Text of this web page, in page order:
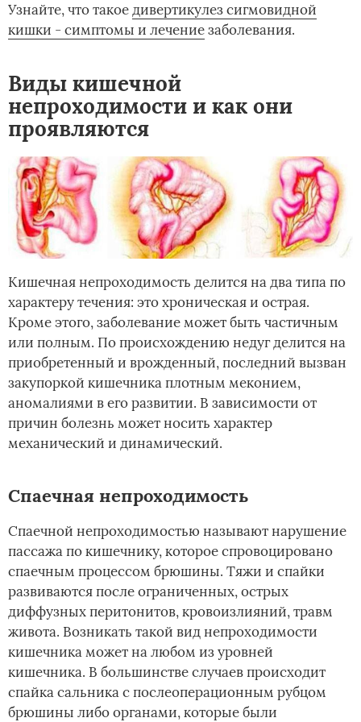
Узнайте, что такое ­дивертикулез сигмовидной
кишки - симптомы и лечениезаболевания.
Виды кишечной
непроходимости и как они
проявляются
Кишечная непроходимость делится на два типа по
характеру течения: это хроническая и острая.
Кроме этого, заболевание может быть частичным
или полным. По происхождению недуг делится на
приобретенный и врожденный, последний вызван
закупоркой кишечника плотным меконием,
аномалиями в его развитии. В зависимости от
причин болезнь может носить характер
механический и динамический.
Спаечная непроходимость
Спаечной непроходимостью называют нарушение
пассажа по кишечнику, которое спровоцировано
спаечным процессом брюшины. Тяжи и спайки
развиваются после ограниченных, острых
диффузных перитонитов, кровоизлияний, травм
живота. Возникать такой вид непроходимости
кишечника может на любом из уровней
кишечника. В большинстве случаев происходит
спайка сальника с послеоперационным рубцом
брюшины либо органами, которые были